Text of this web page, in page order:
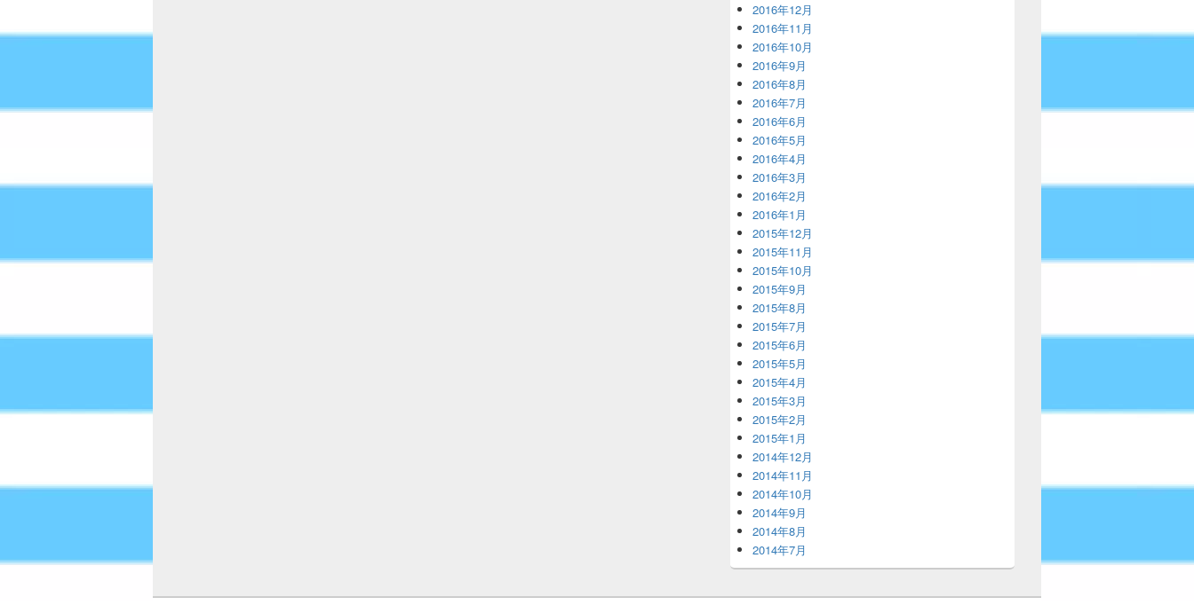
2016年12月
2016年11月
2016年10月
2016年9月
2016年8月
2016年7月
2016年6月
2016年5月
2016年4月
2016年3月
2016年2月
2016年1月
2015年12月
2015年11月
2015年10月
2015年9月
2015年8月
2015年7月
2015年6月
2015年5月
2015年4月
2015年3月
2015年2月
2015年1月
2014年12月
2014年11月
2014年10月
2014年9月
2014年8月
2014年7月